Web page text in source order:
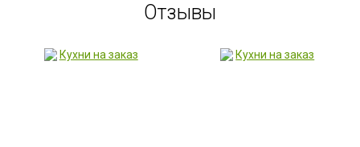
Отзывы